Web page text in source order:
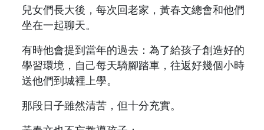
兒女們長大後，每次回老家，黃春文總會和他們
坐在一起聊天。
有時他會提到當年的過去：為了給孩子創造好的
學習環境，自己每天騎腳踏車，往返好幾個小時
送他們到城裡上學。
那段日子雖然清苦，但十分充實。